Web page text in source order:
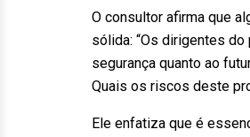
O consultor afirma que
sólida: “Os dirigentes
segurança quanto ao
Quais os riscos deste
Ele enfatiza que é